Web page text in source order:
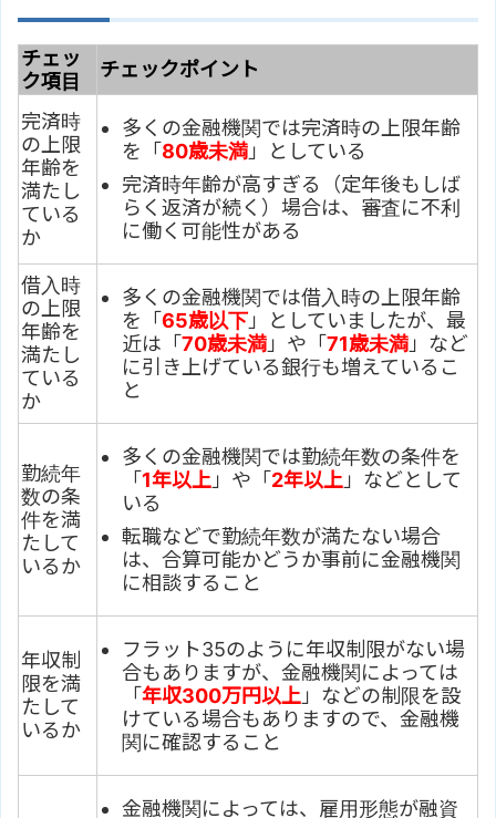
チェッ
ク項目
チェックポイント
完済時
の上限
年齢を
満たし
ている
か
多くの金融機関では完済時の上限年齢
を「 80歳未満」としている
完済時年齢が高すぎる（定年後もしば
らく返済が続く）場合は、審査に不利
に働く可能性がある
借入時
の上限
年齢を
満たし
ている
か
多くの金融機関では借入時の上限年齢
を「 65歳以下」としていましたが、最
近は「 70歳未満」や「 71歳未満」など
に引き上げている銀行も増えているこ
と
勤続年
数の条
件を満
たして
いるか
多くの金融機関では勤続年数の条件を
「 1年以上」や「 2年以上」などとして
いる
転職などで勤続年数が満たない場合
は、合算可能かどうか事前に金融機関
に相談すること
年収制
限を満
たして
いるか
フラット35のように年収制限がない場
合もありますが、金融機関によっては
「 年収300万円以上」などの制限を設
けている場合もありますので、金融機
関に確認すること
金融機関によっては、雇用形態が融資